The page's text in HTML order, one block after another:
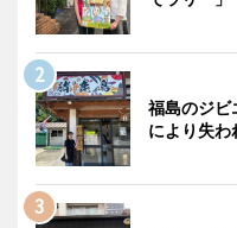
福島のジ
により失わ